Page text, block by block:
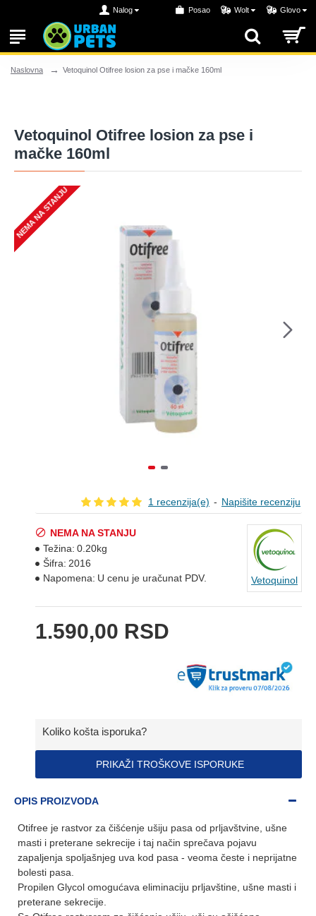
Nalog Posao Wolt Glovo
Naslovna Vetoquinol Otifree losion za pse i mačke 160ml
Vetoquinol Otifree losion za pse i
mačke 160ml
NEMA NA STANJU
1 recenzija(e) - Napišite recenziju
1.590,00 RSD
NEMA NA STANJU
Težina: 0.20kg
Šifra: 2016
Napomena: U cenu je uračunat PDV. Vetoquinol
Koliko košta isporuka?
PRIKAŽI TROŠKOVE ISPORUKE
OPIS PROIZVODA
Otifree je rastvor za čišćenje ušiju pasa od prljavštvine, ušne
masti i preterane sekrecije i taj način sprečava pojavu
zapaljenja spoljašnjeg uva kod pasa - veoma česte i neprijatne
bolesti pasa.
Propilen Glycol omogućava eliminaciju prljavštine, ušne masti i
preterane sekrecije.